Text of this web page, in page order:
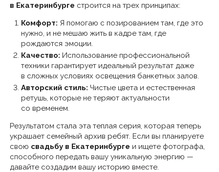
в Екатеринбурге строится на трех принципах:
Комфорт: Я помогаю с позированием там, где это
нужно, и не мешаю жить в кадре там, где
рождаются эмоции.
Качество: Использование профессиональной
техники гарантирует идеальный результат даже
в сложных условиях освещения банкетных залов.
Авторский стиль: Чистые цвета и естественная
ретушь, которые не теряют актуальности
со временем.
Результатом стала эта теплая серия, которая теперь
украшает семейный архив ребят. Если вы планируете
свою свадьбу в Екатеринбурге и ищете фотографа,
способного передать вашу уникальную энергию —
давайте создадим вашу историю вместе.